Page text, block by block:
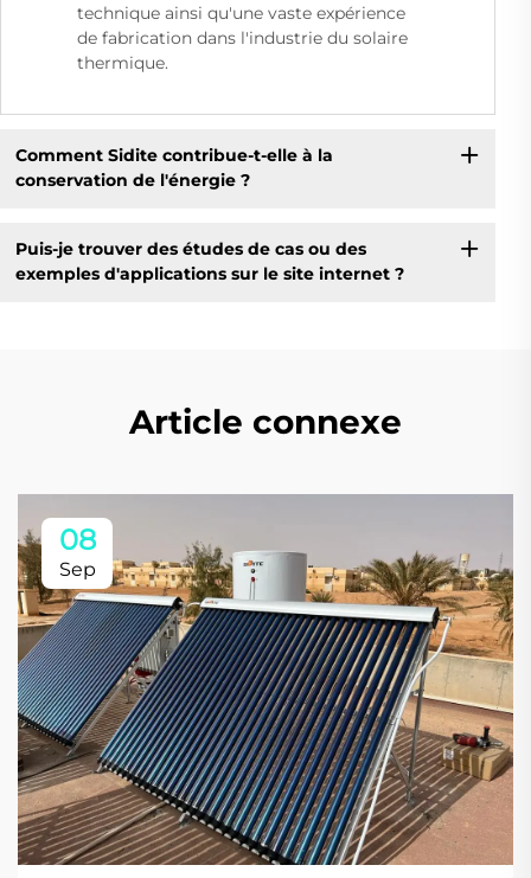
technique ainsi qu'une vaste expérience
de fabrication dans l'industrie du solaire
thermique.
Comment Sidite contribue-t-elle à la
conservation de l'énergie ?
Puis-je trouver des études de cas ou des
exemples d'applications sur le site internet ?
Article connexe
08
Sep